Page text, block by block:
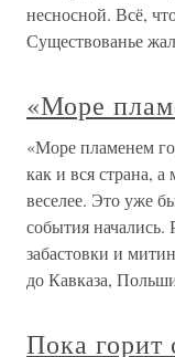
несносной. Всё,
Существованье
«Море
«Море пламенем
как и вся страна,
веселее. Это уже
события начались.
забастовки и
до Кавказа,
Пока горит